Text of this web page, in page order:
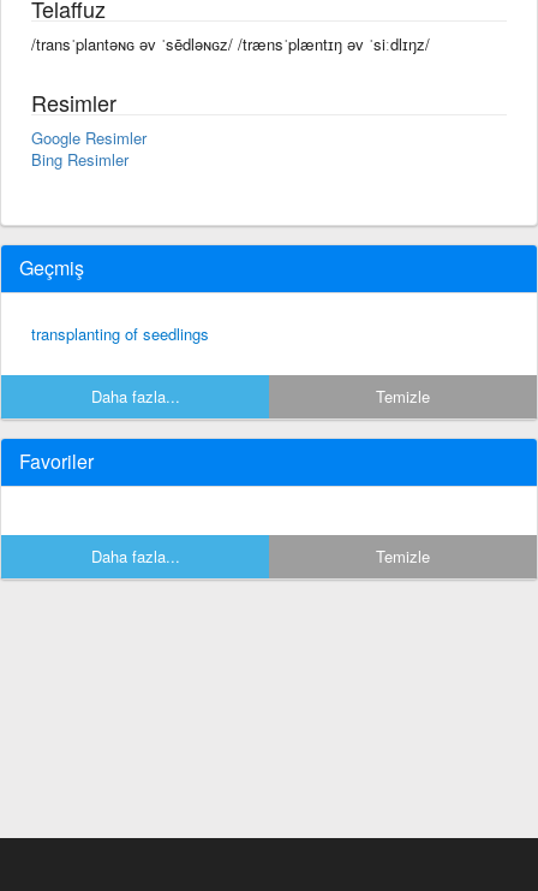
Telaffuz
/transˈplantəɴɢ əv ˈsēdləɴɢz/ /trænsˈplæntɪŋ əv ˈsiːdlɪŋz/
Resimler
Google Resimler
Bing Resimler
Geçmiş
transplanting of seedlings
Daha fazla... Temizle
Favoriler
Daha fazla... Temizle